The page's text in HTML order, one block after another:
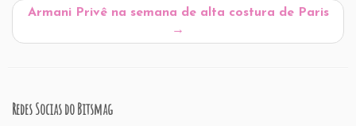
Armani Privê na semana de alta costura de Paris
→
Redes Socias do Bitsmag